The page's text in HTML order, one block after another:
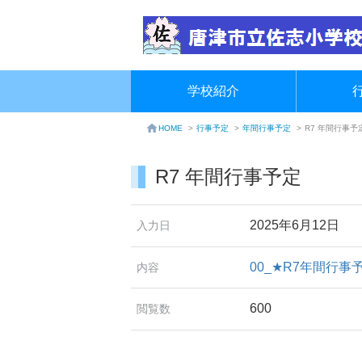
学校紹介
HOME > 行事予定 > 年間行事予定 > R7 年間行事予
R7 年間行事予定
入力日 2025年6月12日
内容 00_★R7年間行事
閲覧数 600